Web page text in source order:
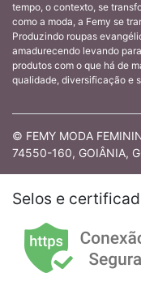
tempo, o contexto, se
como a moda, a Femy se
Produzindo roupas
amadurecendo levando
produtos com o que há de
qualidade, diversificação e
© FEMY MODA
74550-160, GOIÂNIA,
Selos e